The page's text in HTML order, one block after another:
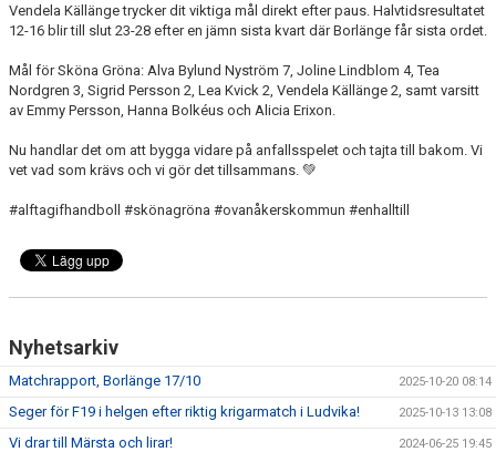
LIVESÄNDNING
TABELL
Vendela Källänge trycker dit viktiga mål direkt efter paus. Halvtidsresultatet
12-16 blir till slut 23-28 efter en jämn sista kvart där Borlänge får sista ordet.
Mål för Sköna Gröna: Alva Bylund Nyström 7, Joline Lindblom 4, Tea
Nordgren 3, Sigrid Persson 2, Lea Kvick 2, Vendela Källänge 2, samt varsitt
av Emmy Persson, Hanna Bolkéus och Alicia Erixon.
Nu handlar det om att bygga vidare på anfallsspelet och tajta till bakom. Vi
vet vad som krävs och vi gör det tillsammans. 💚
#alftagifhandboll #skönagröna #ovanåkerskommun #enhalltill
Nyhetsarkiv
Matchrapport, Borlänge 17/10 2025-10-20 08:14
Seger för F19 i helgen efter riktig krigarmatch i Ludvika! 2025-10-13 13:08
Vi drar till Märsta och lirar! 2024-06-25 19:45